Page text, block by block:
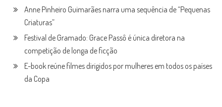
Anne Pinheiro Guimarães narra uma sequência de “Pequenas
Criaturas”
Festival de Gramado: Grace Passô é única diretora na
competição de longa de ficção
E-book reúne filmes dirigidos por mulheres em todos os países
da Copa